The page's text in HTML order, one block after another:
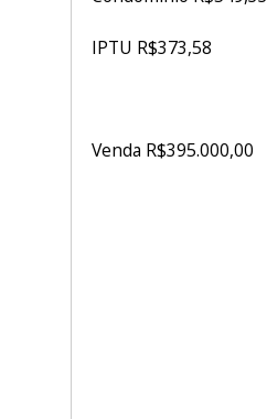
IPTU R$373,58
Venda R$395.000,00